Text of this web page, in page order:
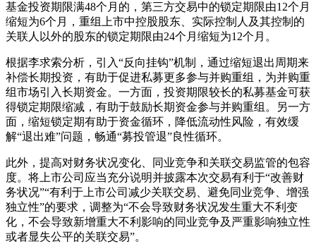
基金投资期限满48个月的，第三方交易中的锁定期限由12个月
缩短为6个月，重组上市中控股股东、实际控制人及其控制的
关联人以外的股东的锁定期限由24个月缩短为12个月。
根据李求索分析，引入“反向挂钩”机制，通过缩短退出周期来
补偿长期投资，有助于促进私募更多参与并购重组，为并购重
组市场引入长期资金。一方面，投资期限较长的私募基金可获
得锁定期限缩减，有助于鼓励长期资金参与并购重组。另一方
面，缩短锁定期有助于资金循环，降低流动性风险，有效缓
解“退出难”问题，畅通“募投管退”良性循环。
此外，提高对财务状况变化、同业竞争和关联交易监管的包容
度。将上市公司应当充分说明并披露本次交易有利于“改善财
务状况”“有利于上市公司减少关联交易、避免同业竞争、增强
独立性”的要求，调整为“不会导致财务状况发生重大不利变
化，不会导致新增重大不利影响的同业竞争及严重影响独立性
或者显失公平的关联交易”。